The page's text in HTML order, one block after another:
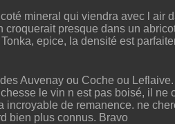
mineral qui viendra avec l air
croquerait presque dans un
epice, la densité est
Auvenay ou Coche ou
le vin n est pas boisé, il ne
incroyable de remanence. ne
bien plus connus. Bravo